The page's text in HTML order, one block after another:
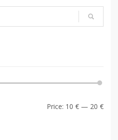
Min
Max
Price: 10 € — 20 €